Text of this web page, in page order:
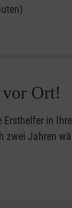
Ort!
in
Jahren